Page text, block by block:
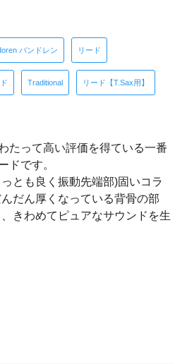
バンドレン リード
Traditional リード【T.Sax用】
たって高い評価を得ている一番
ドです。
とも良く振動先端部)固いコラ
だん厚くなっている背骨の部
きわめてピュアなサウンドを生